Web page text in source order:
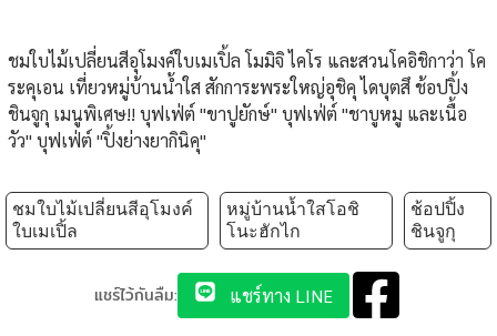
ชมใบไม้เปลี่ยนสีอุโมงค์ใบเมเปิ้ล โมมิจิ ไคโร และสวนโคอิชิกาว่า โค
ระคุเอน เที่ยวหมู่บ้านน้ำใส สักการะพระใหญ่อุชิคุ ไดบุตสึ ช้อปปิ้ง
ชินจูกุ เมนูพิเศษ!! บุฟเฟ่ต์ "ขาปูยักษ์" บุฟเฟ่ต์ "ชาบูหมู และเนื้อ
วัว" บุฟเฟ่ต์ "ปิ้งย่างยากินิคุ"
ชมใบไม้เปลี่ยนสีอุโมงค์
ใบเมเปิ้ล
หมู่บ้านน้ำใสโอชิ
โนะฮักไก
ช้อปปิ้ง
ชินจูกุ
แชร์ไว้กันลืม: แชร์ทาง LINE